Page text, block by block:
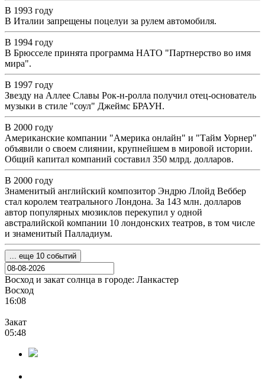
В 1993 году
В Италии запрещены поцелуи за рулем автомобиля.
В 1994 году
В Брюсселе принята программа НАТО "Партнерство во имя
мира".
В 1997 году
Звезду на Аллее Славы Рок-н-ролла получил отец-основатель
музыки в стиле "соул" Джеймс БРАУН.
В 2000 году
Американские компании "Америка онлайн" и "Тайм Уорнер"
объявили о своем слиянии, крупнейшем в мировой истории.
Общий капитал компаний составил 350 млрд. долларов.
В 2000 году
Знаменитый английский композитор Эндрю Ллойд Веббер
стал королем театрального Лондона. За 143 млн. долларов
автор популярных мюзиклов перекупил у одной
австралийской компании 10 лондонских театров, в том числе
и знаменитый Палладиум.
... еще 10 событий
Восход и закат солнца в городе: Ланкастер
Восход
16:08
Закат
05:48